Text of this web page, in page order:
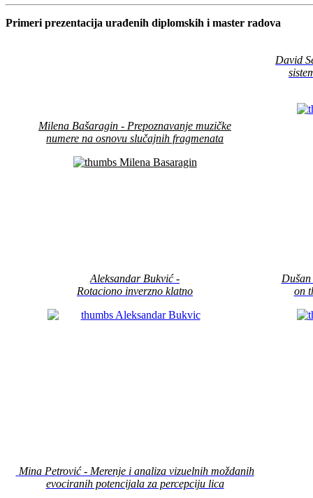
Primeri prezentacija urađenih diplomskih i master radova
Milena Bašaragin - Prepoznavanje muzičke
numere na osnovu slučajnih fragmenata
David
Aleksandar Bukvić -
Rotaciono inverzno klatno
on
Mina Petrović - Merenje i analiza vizuelnih moždanih
evociranih potencijala za percepciju lica